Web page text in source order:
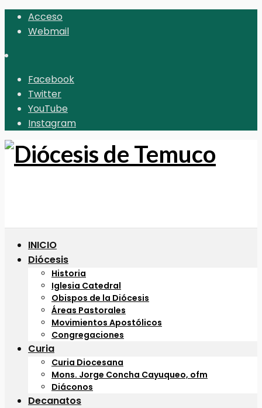
Acceso
Webmail
Facebook
Twitter
YouTube
Instagram
INICIO
Diócesis
Historia
Iglesia Catedral
Obispos de la Diócesis
Áreas Pastorales
Movimientos Apostólicos
Congregaciones
Curia
Curia Diocesana
Mons. Jorge Concha Cayuqueo, ofm
Diáconos
Decanatos